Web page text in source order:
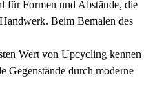
für Formen und Abstände, die
Beim Bemalen des
Wert von Upcycling kennen
Gegenstände durch moderne